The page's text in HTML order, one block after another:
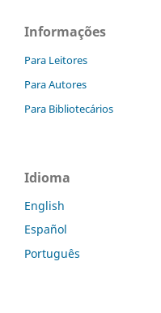
Informações
Para Leitores
Para Autores
Para Bibliotecários
Idioma
English
Español
Português